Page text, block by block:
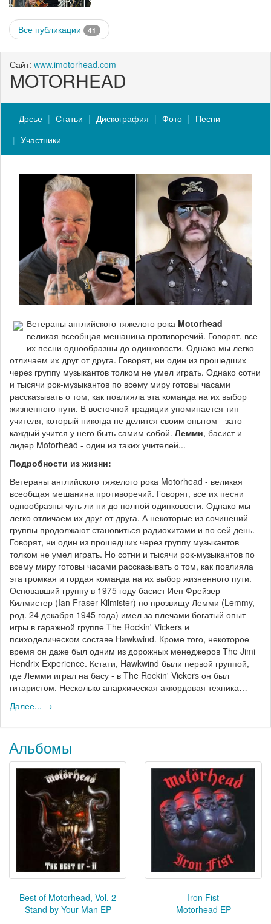
Все публикации 41
Сайт: www.imotorhead.com
MOTORHEAD
Досье Статьи Дискография Фото
Песни
Участники
Ветераны английского тяжелого рока Motorhead -
великая всеобщая мешанина противоречий. Говорят, все
их песни однообразны до одинковости. Однако мы легко
отличаем их друг от друга. Говорят, ни один из прошедших
через группу музыкантов толком не умел играть. Однако сотни
и тысячи рок-музыкантов по всему миру готовы часами
рассказывать о том, как повлияла эта команда на их выбор
жизненного пути. В восточной традиции упоминается тип
учителя, который никогда не делится своим опытом - зато
каждый учится у него быть самим собой. Лемми, басист и
лидер Motorhead - один из таких учителей...
Подробности из жизни:
Ветераны английского тяжелого рока Motorhead - великая
всеобщая мешанина противоречий. Говорят, все их песни
однообразны чуть ли ни до полной одинковости. Однако мы
легко отличаем их друг от друга. А некоторые из сочинений
группы продолжают становиться радиохитами и по сей день.
Говорят, ни один из прошедших через группу музыкантов
толком не умел играть. Но сотни и тысячи рок-музыкантов по
всему миру готовы часами рассказывать о том, как повлияла
эта громкая и гордая команда на их выбор жизненного пути.
Основавший группу в 1975 году басист Иен Фрейзер
Килмистер (Ian Fraser Kilmister) по прозвищу Лемми (Lemmy,
род. 24 декабря 1945 года) имел за плечами богатый опыт
игры в гаражной группе The Rockin' Vickers и
психоделическом составе Hawkwind. Кроме того, некоторое
время он даже был одним из дорожных менеджеров The Jimi
Hendrix Experience. Кстати, Hawkwind были первой группой,
где Лемми играл на басу - в The Rockin' Vickers он был
гитаристом. Несколько анархическая аккордовая техника…
Далее... →
Альбомы
Best of Motorhead, Vol. 2
Iron Fist
Stand by Your Man EP
Motorhead EP